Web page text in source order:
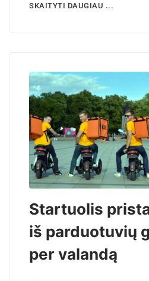
SKAITYTI DAUGIAU ...
Startuolis
iš parduotuvių
per valandą